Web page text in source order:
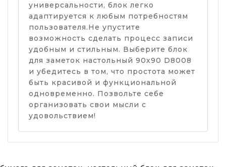
универсальности, блок легко
адаптируется к любым потребностям
пользователя.Не упустите
возможность сделать процесс записи
удобным и стильным. Выберите блок
для заметок настольный 90х90 D8008
и убедитесь в том, что простота может
быть красивой и функциональной
одновременно. Позвольте себе
организовать свои мысли с
удовольствием!